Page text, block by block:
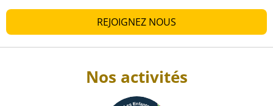
REJOIGNEZ NOUS
Nos activités